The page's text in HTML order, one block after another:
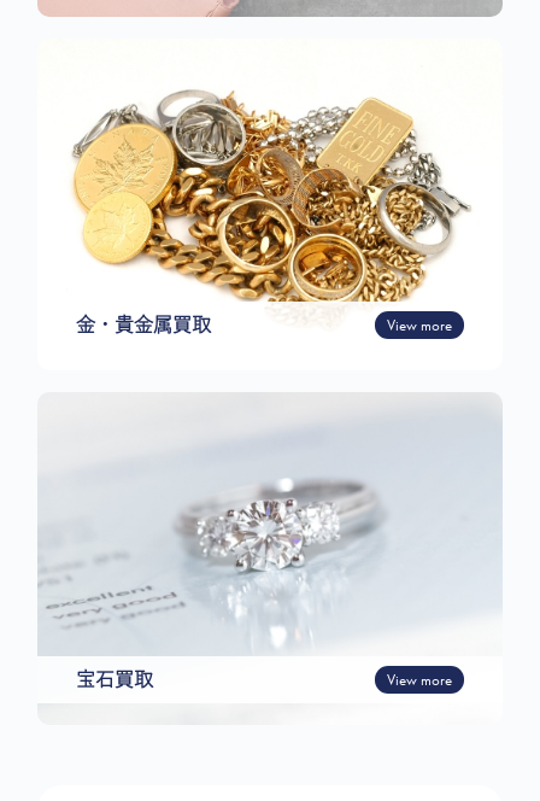
金・貴金属買取 View more
宝石買取 View more